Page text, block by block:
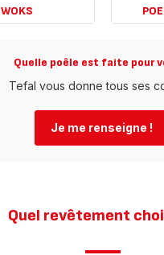
WOKS
Voir
-
POELES
A
Quelle poêle est faite pour
Tefal vous donne tous ses
Je me renseigne ! ​
Quel revêtement